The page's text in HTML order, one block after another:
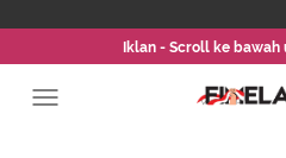
Iklan - Scroll ke